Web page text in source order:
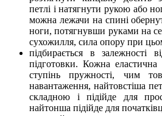
петлі і натягнути рукою або
можна лежачи на спині
ноги, потягнувши руками на
сухожилля, сила опору при
підбирається в залежності
підготовки. Кожна еластична
ступінь пружності, чим
навантаження, найтовстіша
складною і підійде для
найтонша підійде для